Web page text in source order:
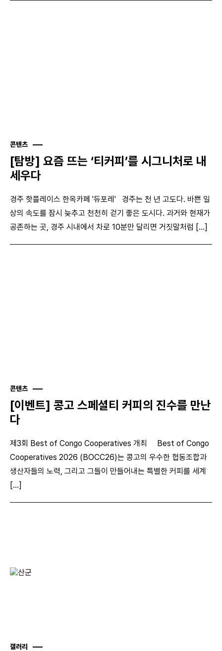
콘텐츠
[탐방] 요즘 뜨는 ‘티커피’를 시그니처로 내
세우다
경주 핫플레이스 한옥카페 '듀포레' 경주는 천 년 고도다. 바쁜 일
상의 속도를 잠시 늦추고 천천히 걷기 좋은 도시다. 과거와 현재가
공존하는 곳, 경주 시내에서 차로 10분만 달리면 거짓말처럼 [...]
콘텐츠
[이벤트] 콩고 스페셜티 커피의 진수를 만난
다
제3회 Best of Congo Cooperatives 개최 Best of Congo
Cooperatives 2026 (BOCC26)는 콩고의 우수한 협동조합과
생산자들의 노력, 그리고 그들이 만들어내는 특별한 커피를 세계
[...]
갤러리